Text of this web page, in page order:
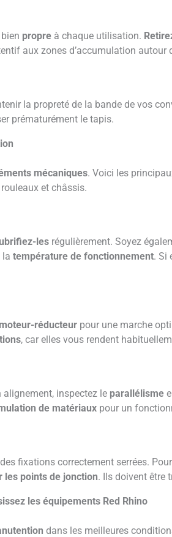
propre à chaque utilisation.
aux zones d’accumulation autour
la propreté de la bande de vos
prématurément le tapis.
mécaniques. Voici les
et châssis.
les régulièrement. Soyez
la température de fonctionnement. Si
réducteur pour une marche
, car elles vous rendent
alignement, inspectez le parallélisme
de matériaux pour un
fixations correctement serrées.
les points de jonction. Ils doivent être
les équipements Red Rhino
dans les meilleures